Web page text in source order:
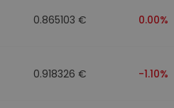
0.865103 € 0.00%
0.918326 € -1.10%